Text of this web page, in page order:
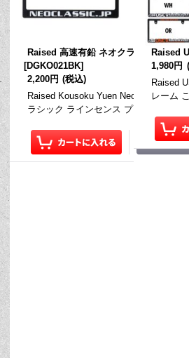
Raised 高速有鉛 ネオクラシック ラ
[DGKO021BK]
2,200円 (税込)
Raised Kousoku Yuen Neoclassic
ラシック ラインセンス プレート フレ
Raised
1,980円
Raised
レーム